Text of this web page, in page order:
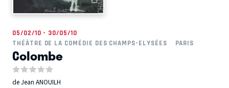
05/02/10 - 30/05/10
THÉÂTRE DE LA COMÉDIE DES CHAMPS-ELYSÉES
PARIS
Colombe
de Jean ANOUILH